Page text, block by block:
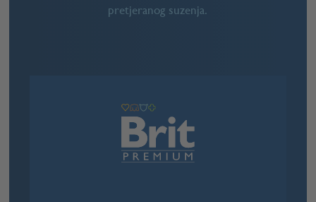
pretjeranog suzenja.